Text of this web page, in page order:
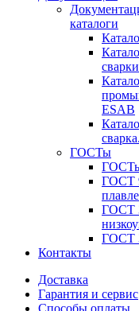
каталоги
ESAB
ГОСТы
ГОСТ
ГОСТ
ГОСТ
Контакты
Доставка
Гарантия и сервис
Способы оплаты